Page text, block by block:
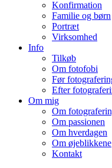
Konfirmation
Familie og børn
Portræt
Virksomhed
Info
Tilkøb
Om fotofobi
Før
Efter
Om mig
Om
Om passionen
Om hverdagen
Om øjeblikkene
Kontakt